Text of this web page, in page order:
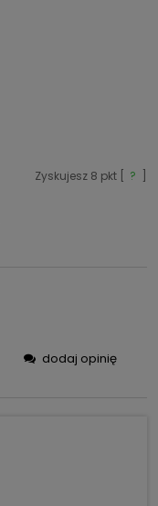
Zyskujesz 8 pkt [ ?
dodaj opinię